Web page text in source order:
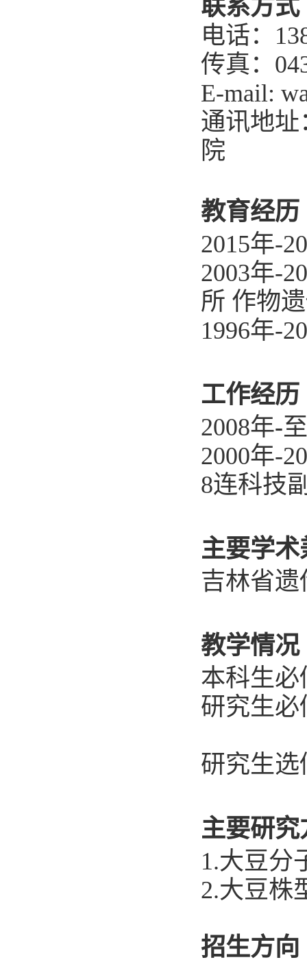
联系方式
电话：
传真：
E-mail:
通讯地址
院
教育经历
2015年-
2003年-
所 作物
1996年-
工作经历
2008年-
2000年-
8连科技
主要学术
吉林省遗
教学情况
本科生
研究生
研究生
主要研究
1.大豆分
2.大豆株
招生方向